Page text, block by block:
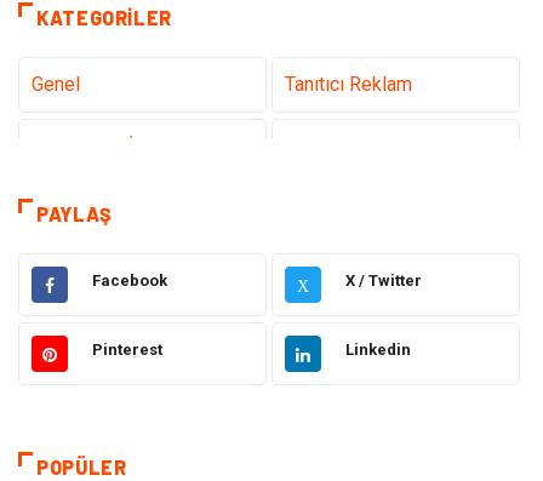
KATEGORILER
Genel Tanıtıcı Reklam
Eğitim & Kariyer
Gündem Hukuk
Moda Sağlıklı Yaşam
Bilgisayar & Yazılım
PAYLAŞ
Facebook X X / Twitter
Pinterest Linkedin
POPÜLER